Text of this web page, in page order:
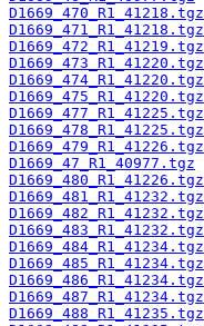
D1669_470_R1_41218.tgz
D1669_471_R1_41218.tgz
D1669_472_R1_41219.tgz
D1669_473_R1_41220.tgz
D1669_474_R1_41220.tgz
D1669_475_R1_41220.tgz
D1669_477_R1_41225.tgz
D1669_478_R1_41225.tgz
D1669_479_R1_41226.tgz
D1669_47_R1_40977.tgz
D1669_480_R1_41226.tgz
D1669_481_R1_41232.tgz
D1669_482_R1_41232.tgz
D1669_483_R1_41232.tgz
D1669_484_R1_41234.tgz
D1669_485_R1_41234.tgz
D1669_486_R1_41234.tgz
D1669_487_R1_41234.tgz
D1669_488_R1_41235.tgz